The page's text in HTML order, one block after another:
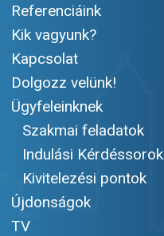
Referenciáink
Kik vagyunk?
Kapcsolat
Dolgozz velünk!
Ügyfeleinknek
Szakmai feladatok
Indulási Kérdéssorok
Kivitelezési pontok
Újdonságok
TV